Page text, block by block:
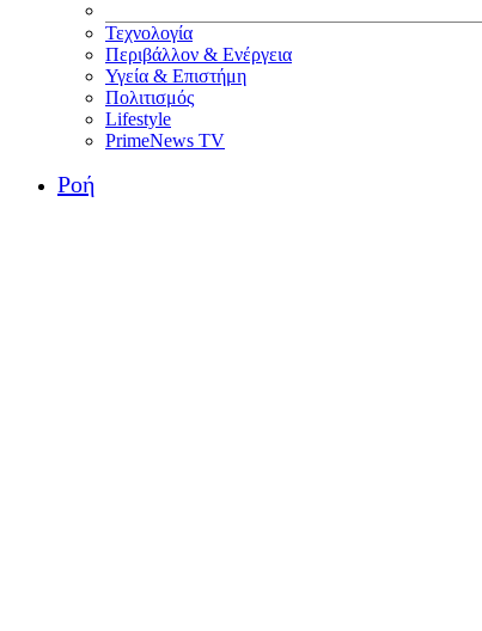
Τεχνολογία
Περιβάλλον & Ενέργεια
Υγεία & Επιστήμη
Πολιτισμός
Lifestyle
PrimeNews TV
Ροή